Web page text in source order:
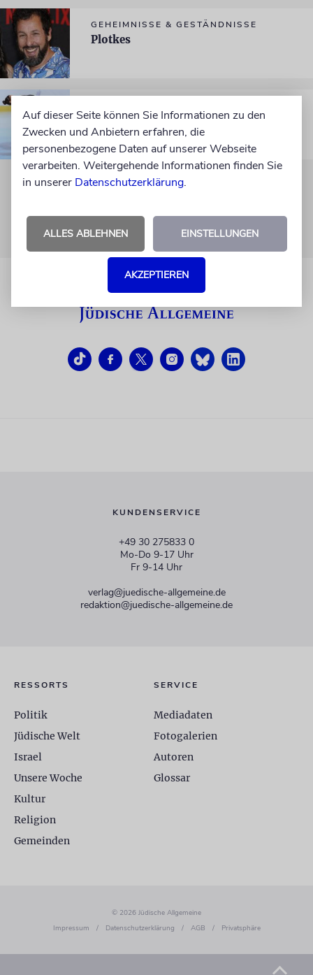
GEHEIMNISSE & GESTÄNDNISSE
Plotkes
Coole Sache
KUNDENSERVICE
+49 30 275833 0
Mo-Do 9-17 Uhr
Fr 9-14 Uhr
verlag@juedische-allgemeine.de
redaktion@juedische-allgemeine.de
RESSORTS
Politik
Jüdische Welt
Israel
Unsere Woche
Kultur
Religion
Gemeinden
SERVICE
Mediadaten
Fotogalerien
Autoren
Glossar
© 2026 Jüdische Allgemeine
Impressum
/ Datenschutzerklärung / AGB / Privatsphäre
Auf dieser Seite können Sie Informationen zu den
Zwecken und Anbietern erfahren, die
personenbezogene Daten auf unserer Webseite
verarbeiten. Weitergehende Informationen finden Sie
in unserer Datenschutzerklärung.
ALLES ABLEHNEN EINSTELLUNGEN
AKZEPTIEREN